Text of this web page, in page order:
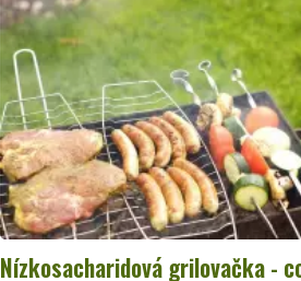
Nízkosacharidová grilovačka -